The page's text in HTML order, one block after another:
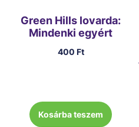
Green Hills lovarda:
Mindenki egyért
400 Ft
Kosárba teszem